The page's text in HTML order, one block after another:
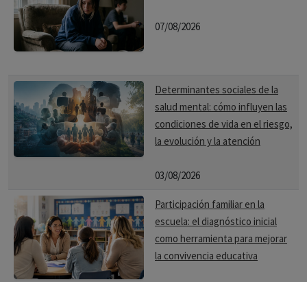
07/08/2026
Determinantes sociales de la
salud mental: cómo influyen las
condiciones de vida en el riesgo,
la evolución y la atención
03/08/2026
Participación familiar en la
escuela: el diagnóstico inicial
como herramienta para mejorar
la convivencia educativa